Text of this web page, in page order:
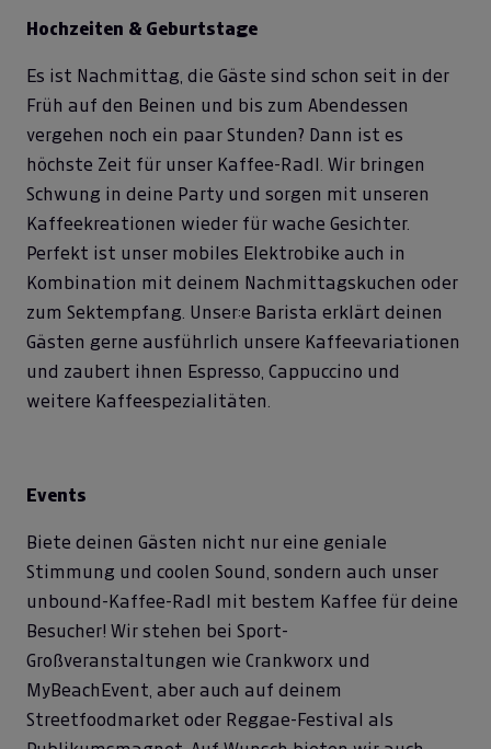
Hochzeiten & Geburtstage
Es ist Nachmittag, die Gäste sind schon seit in der
Früh auf den Beinen und bis zum Abendessen
vergehen noch ein paar Stunden? Dann ist es
höchste Zeit für unser Kaffee-Radl. Wir bringen
Schwung in deine Party und sorgen mit unseren
Kaffeekreationen wieder für wache Gesichter.
Perfekt ist unser mobiles Elektrobike auch in
Kombination mit deinem Nachmittagskuchen oder
zum Sektempfang. Unser:e Barista erklärt deinen
Gästen gerne ausführlich unsere Kaffeevariationen
und zaubert ihnen Espresso, Cappuccino und
weitere Kaffeespezialitäten.
Events
Biete deinen Gästen nicht nur eine geniale
Stimmung und coolen Sound, sondern auch unser
unbound-Kaffee-Radl mit bestem Kaffee für deine
Besucher! Wir stehen bei Sport-
Großveranstaltungen wie Crankworx und
MyBeachEvent, aber auch auf deinem
Streetfoodmarket oder Reggae-Festival als